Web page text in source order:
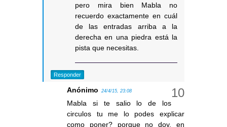
pero mira bien Mabla no
recuerdo exactamente en cuál
de las entradas arriba a la
derecha en una piedra está la
pista que necesitas.
Responder
Anónimo 24/4/15, 23:08
Mabla si te salio lo de los
circulos tu me lo podes explicar
como poner? porque no doy, en